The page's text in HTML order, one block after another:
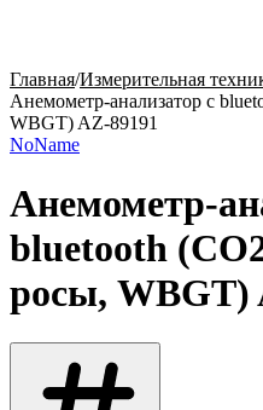
Главная/Измерительная
Анемометр-анализатор с
WBGT) AZ-89191
NoName
Анемометр-
bluetooth
росы, WBGT)